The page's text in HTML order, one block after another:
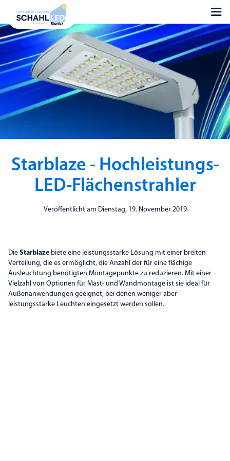
Starblaze - Hochleistungs-
LED-Flächenstrahler
Veröffentlicht am Dienstag, 19. November 2019
Die Starblaze biete eine leistungsstarke Lösung mit einer breiten
Verteilung, die es ermöglicht, die Anzahl der für eine flächige
Ausleuchtung benötigten Montagepunkte zu reduzieren. Mit einer
Vielzahl von Optionen für Mast- und Wandmontage ist sie ideal für
Außenanwendungen geeignet, bei denen weniger aber
leistungsstarke Leuchten eingesetzt werden sollen.